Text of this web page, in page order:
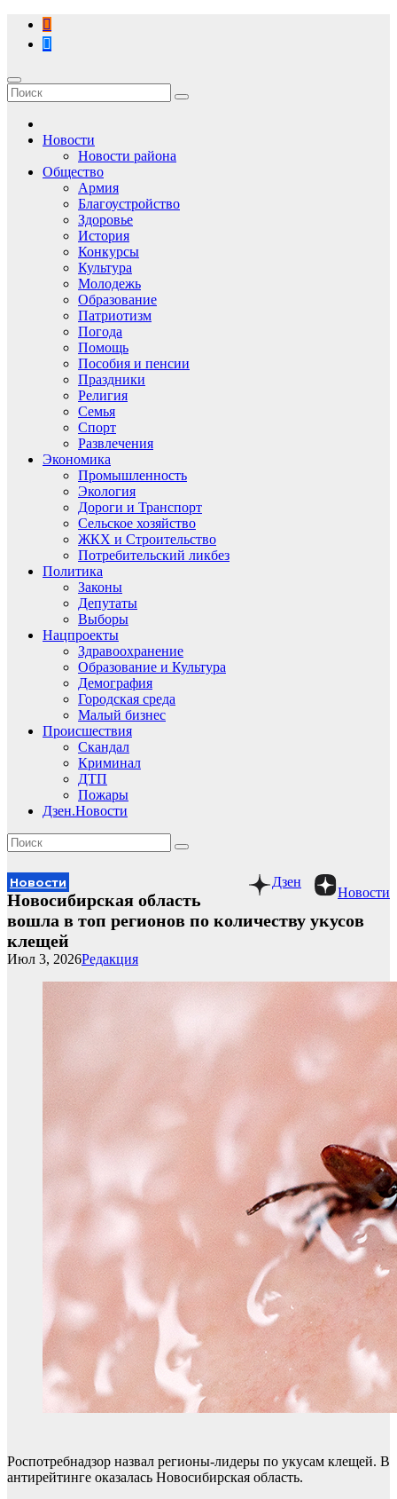
Перейти
содержимому
Новости
Новости района
Общество
Армия
Благоустройство
Здоровье
История
Конкурсы
Культура
Молодежь
Образование
Патриотизм
Погода
Помощь
Пособия и пенсии
Праздники
Религия
Семья
Спорт
Развлечения
Экономика
Промышленность
Экология
Дороги и Транспорт
Сельское хозяйство
ЖКХ и Строительство
Потребительский ликбез
Политика
Законы
Депутаты
Выборы
Нацпроекты
Здравоохранение
Образование и Культура
Демография
Городская среда
Малый бизнес
Происшествия
Скандал
Криминал
ДТП
Пожары
Дзен.Новости
Новости
Дзен
Новости
Новосибирская область
вошла в топ регионов по количеству укусов
клещей
Редакция
Июл 3, 2026
Роспотребнадзор назвал регионы-лидеры по укусам клещей. В
антирейтинге оказалась Новосибирская область.